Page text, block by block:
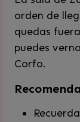
orden de
quedas
puedes
Corfo.